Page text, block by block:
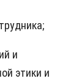
и
этики и